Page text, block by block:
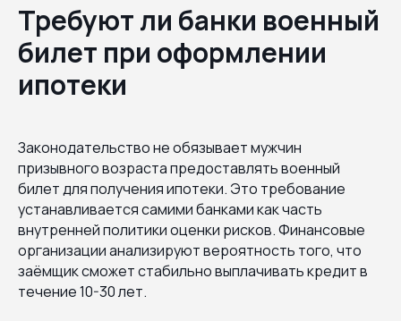
Требуют ли банки военный
билет при оформлении
ипотеки
Законодательство не обязывает мужчин
призывного возраста предоставлять военный
билет для получения ипотеки. Это требование
устанавливается самими банками как часть
внутренней политики оценки рисков. Финансовые
организации анализируют вероятность того, что
заёмщик сможет стабильно выплачивать кредит в
течение 10-30 лет.